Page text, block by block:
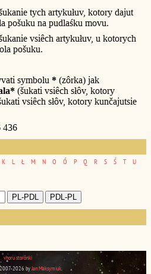
tych artykułuv, kotory dajut
pošuku na pudlaśku movu.
vsiêch artykułuv, u kotorych
pošuku.
symbolu * (zôrka) jak
(šukati vsiêch słôv, kotory
vsiêch słôv, kotory kunčajutsie
436
K L Ł M N O Ó P Q R S Ś T
U
vhoru storônki
2026 byJan Maksymiuk